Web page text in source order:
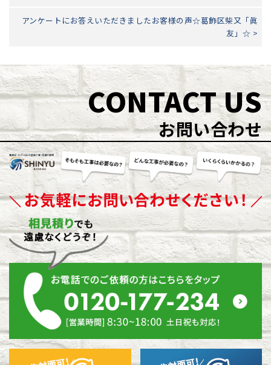
アンケートにお答えいただきましたお客様の声☆葛飾区柴又「眞
友」☆ >
CONTACT US
お問い合わせ